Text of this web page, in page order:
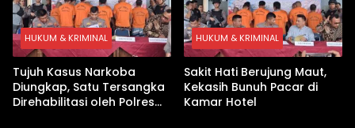
HUKUM & KRIMINAL
Tujuh Kasus Narkoba
Diungkap, Satu Tersangka
Direhabilitasi oleh Polres
HUKUM & KRIMINAL
Sakit Hati Berujung Maut,
Kekasih Bunuh Pacar di
Kamar Hotel